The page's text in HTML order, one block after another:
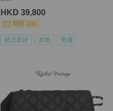
HKD 39,800
現折 200
狀況良好 本地 免運